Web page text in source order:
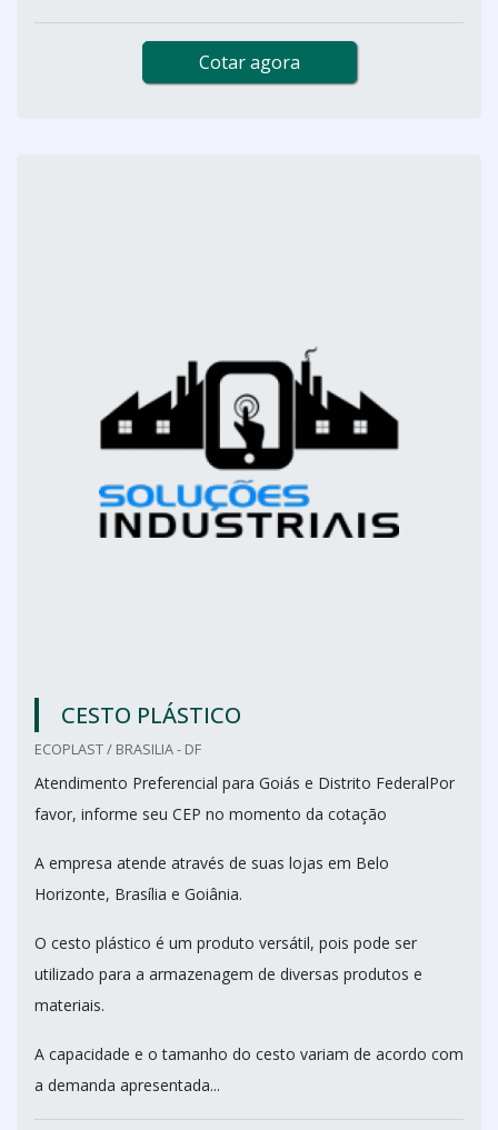
Cotar agora
CESTO PLÁSTICO
ECOPLAST / BRASILIA - DF
Atendimento Preferencial para Goiás e Distrito FederalPor
favor, informe seu CEP no momento da cotação
A empresa atende através de suas lojas em Belo
Horizonte, Brasília e Goiânia.
O cesto plástico é um produto versátil, pois pode ser
utilizado para a armazenagem de diversas produtos e
materiais.
A capacidade e o tamanho do cesto variam de acordo com
a demanda apresentada...